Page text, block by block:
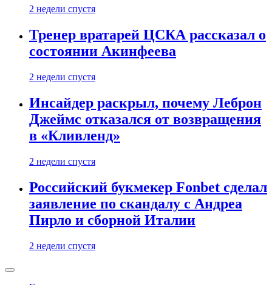
2 недели спустя
Тренер вратарей ЦСКА рассказал о
состоянии Акинфеева
2 недели спустя
Инсайдер раскрыл, почему Леброн
Джеймс отказался от возвращения
в «Кливленд»
2 недели спустя
Российский букмекер Fonbet сделал
заявление по скандалу с Андреа
Пирло и сборной Италии
2 недели спустя